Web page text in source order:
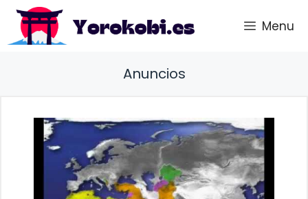
Saltar
contenido
Menu
Anuncios